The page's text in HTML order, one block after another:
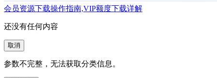
会员资源下载操作指南,VIP额度下载详解
还没有任何内容
取消
参数不完整，无法获取分类信息。